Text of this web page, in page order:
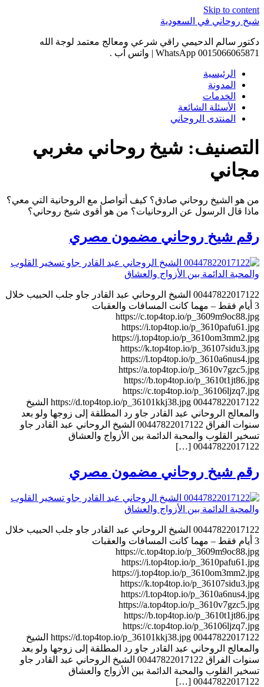
Skip to content
شيخ روحاني في السعودية
دكتور سالم الدحيمي راقي شرعي ومعالج معتمد لوجة الله
0015066065871 WhatsApp | واتس آب .
الرئيسية
المدونة
الخدمات
الأسئلة الشائعة
المنتدى الروحاني
التصنيف: شيخ روحاني مغربي
مجاني
من هو الشيخ روحاني صادق؟ كيف أتواصل مع الروحانية التي معي؟
ماذا قال الرسول عن الروحانيات؟ من هو أقوى شيخ روحاني؟
رقم شيخ روحاني مضمون مصري
00447822017122 الشيخ الروحاني عبد القادر جاو جلب الحبيب خلال
3 أيام فقط – مهما كانت المسافات والعقبات
https://c.top4top.io/p_3609m9oc88.jpg
https://i.top4top.io/p_3610pafu61.jpg
https://j.top4top.io/p_3610om3mm2.jpg
https://k.top4top.io/p_36107sidu3.jpg
https://l.top4top.io/p_3610a6nus4.jpg
https://a.top4top.io/p_3610v7gzc5.jpg
https://b.top4top.io/p_3610t1jt86.jpg
https://c.top4top.io/p_36106ljzq7.jpg
https://d.top4top.io/p_36101kkj38.jpg 00447822017122 الشيخ
والمعالج الروحاني عبد القادر جاو رد المطلقة إلى زوجها ولو بعد
سنوات الفراق 00447822017122 الشيخ الروحاني عبد القادر جاو
تسخير القلوب والمحبة الدائمة بين الأزواج والعشاق
00447822017122 […]
رقم شيخ روحاني مضمون مصري
00447822017122 الشيخ الروحاني عبد القادر جاو جلب الحبيب خلال
3 أيام فقط – مهما كانت المسافات والعقبات
https://c.top4top.io/p_3609m9oc88.jpg
https://i.top4top.io/p_3610pafu61.jpg
https://j.top4top.io/p_3610om3mm2.jpg
https://k.top4top.io/p_36107sidu3.jpg
https://l.top4top.io/p_3610a6nus4.jpg
https://a.top4top.io/p_3610v7gzc5.jpg
https://b.top4top.io/p_3610t1jt86.jpg
https://c.top4top.io/p_36106ljzq7.jpg
https://d.top4top.io/p_36101kkj38.jpg 00447822017122 الشيخ
والمعالج الروحاني عبد القادر جاو رد المطلقة إلى زوجها ولو بعد
سنوات الفراق 00447822017122 الشيخ الروحاني عبد القادر جاو
تسخير القلوب والمحبة الدائمة بين الأزواج والعشاق
00447822017122 […]